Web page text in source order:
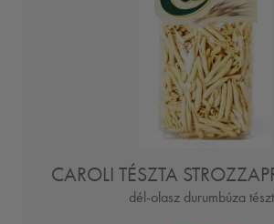
CAROLI TÉSZTA
dél-olasz durumbúza